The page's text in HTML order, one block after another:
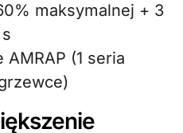
maksymalnej + 3
(1 seria